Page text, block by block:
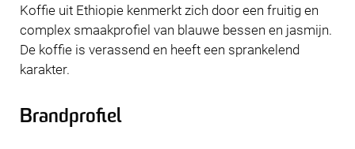
Koffie uit Ethiopie kenmerkt zich door een fruitig en
complex smaakprofiel van blauwe bessen en jasmijn.
De koffie is verassend en heeft een sprankelend
karakter.
Brandprofiel